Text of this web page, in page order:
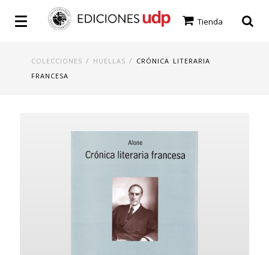
Tienda
COLECCIONES / HUELLAS / CRÓNICA LITERARIA
FRANCESA